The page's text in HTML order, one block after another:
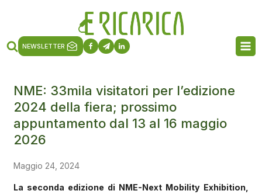
NEWSLETTER
NME: 33mila visitatori per l’edizione
2024 della fiera; prossimo
appuntamento dal 13 al 16 maggio
2026
Maggio 24, 2024
La seconda edizione di NME-Next Mobility Exhibition,